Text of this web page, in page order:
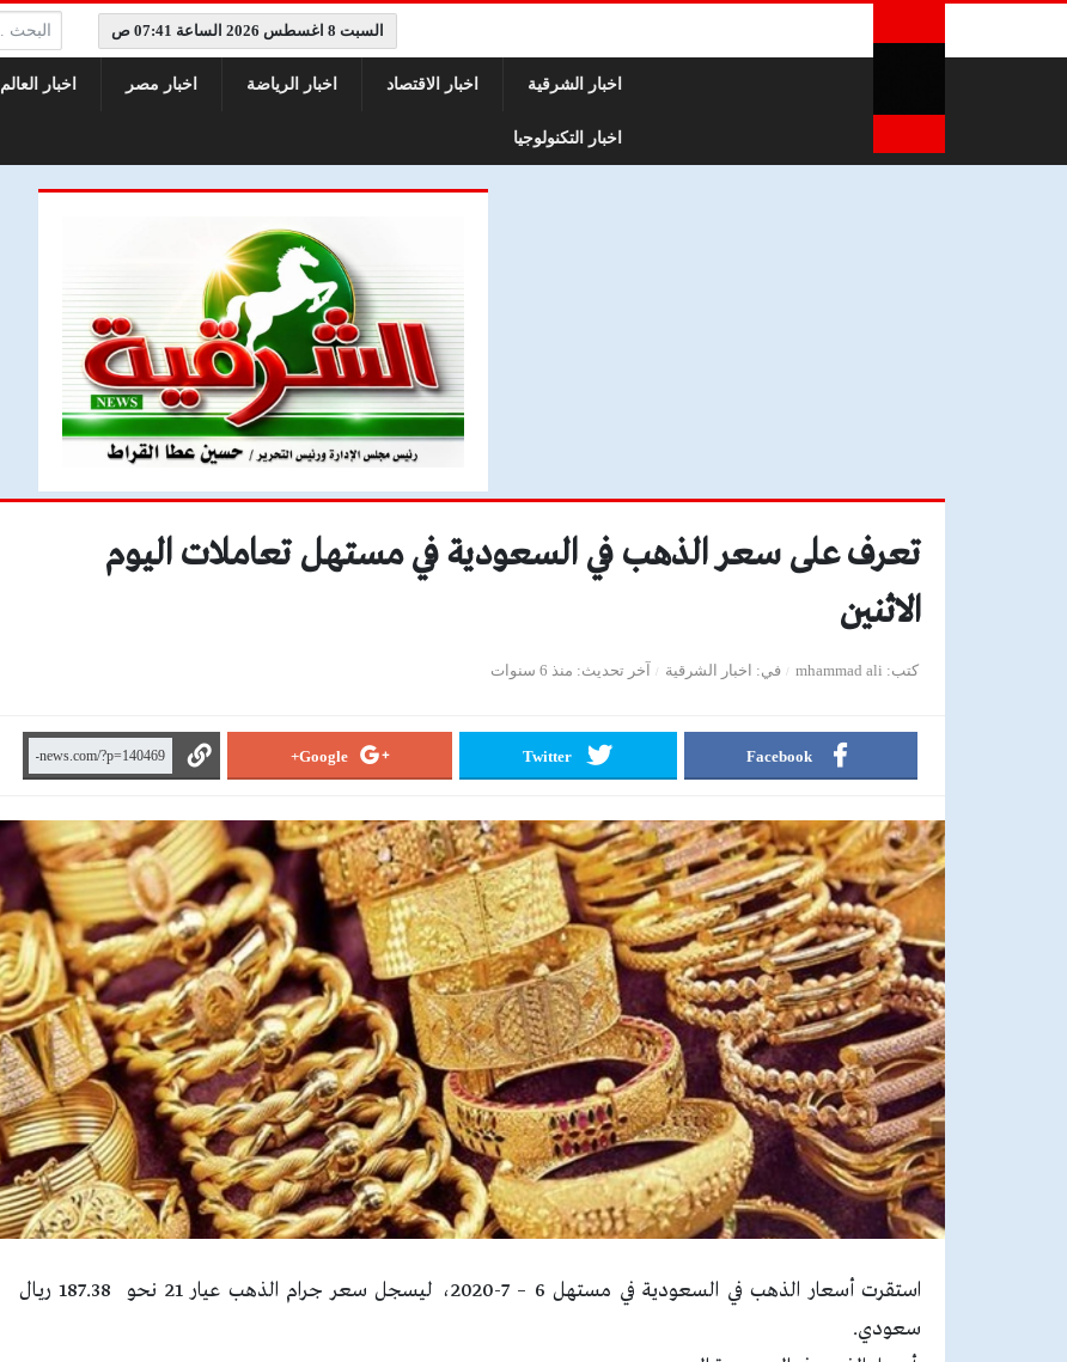
السبت 8 اغسطس 2026 الساعة 07:41 ص البحث:
اخبار الشرقية اخبار الاقتصاد اخبار الرياضة اخبار مصر اخبار العالم
اخبار التكنولوجيا
تعرف على سعر الذهب في السعودية في مستهل تعاملات اليوم
الاثنين
كتب mhammad ali في اخبار الشرقية آخر تحديث منذ 6 سنوات
Facebook
Twitter
Google+
استقرت أسعار الذهب في السعودية في مستهل 6 – 7-2020، ليسجل سعر جرام الذهب عيار 21 نحو 187.38 ريـال
سعودي.